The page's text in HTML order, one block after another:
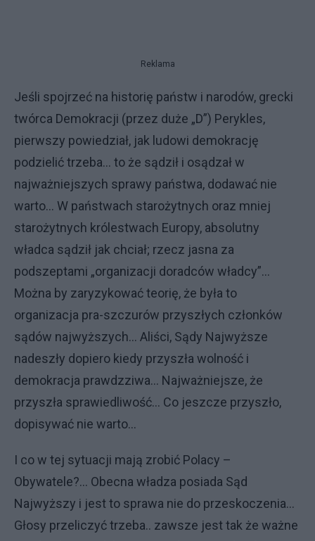
Reklama
Jeśli spojrzeć na historię państw i narodów, grecki
twórca Demokracji (przez duże „D”) Perykles,
pierwszy powiedział, jak ludowi demokrację
podzielić trzeba... to że sądził i osądzał w
najważniejszych sprawy państwa, dodawać nie
warto... W państwach starożytnych oraz mniej
starożytnych królestwach Europy, absolutny
władca sądził jak chciał; rzecz jasna za
podszeptami „organizacji doradców władcy”...
Można by zaryzykować teorię, że była to
organizacja pra-szczurów przyszłych członków
sądów najwyższych... Aliści, Sądy Najwyższe
nadeszły dopiero kiedy przyszła wolność i
demokracja prawdzziwa... Najważniejsze, że
przyszła sprawiedliwość... Co jeszcze przyszło,
dopisywać nie warto...
I co w tej sytuacji mają zrobić Polacy –
Obywatele?... Obecna władza posiada Sąd
Najwyższy i jest to sprawa nie do przeskoczenia...
Głosy przeliczyć trzeba.. zawsze jest tak że ważne